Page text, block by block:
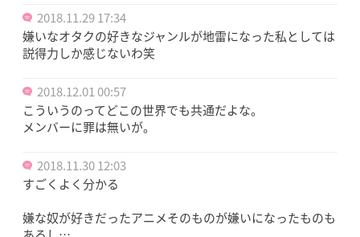
2018.11.29 17:34
嫌いなオタクの好きなジャンルが地雷になった私としては
説得力しか感じないわ笑
2018.12.01 00:57
こういうのってどこの世界でも共通だよな。
メンバーに罪は無いが。
2018.11.30 12:03
すごくよく分かる
嫌な奴が好きだったアニメそのものが嫌いになったものも